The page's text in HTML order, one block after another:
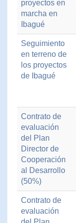
proyectos en
marcha en
Ibagué
Seguimiento
en terreno de
los proyectos
de Ibagué
Contrato de
evaluación
del Plan
Director de
Cooperación
al Desarrollo
(50%)
Contrato de
evaluación